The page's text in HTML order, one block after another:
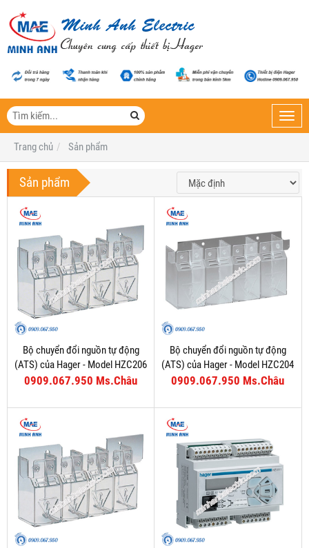
Trang chủ
Sản phẩm
Sản phẩm
Bộ chuyển đổi nguồn tự động
(ATS) của Hager - Model HZC206
0909.067.950 Ms.Châu
Bộ chuyển đổi nguồn tự động
(ATS) của Hager - Model HZC204
0909.067.950 Ms.Châu